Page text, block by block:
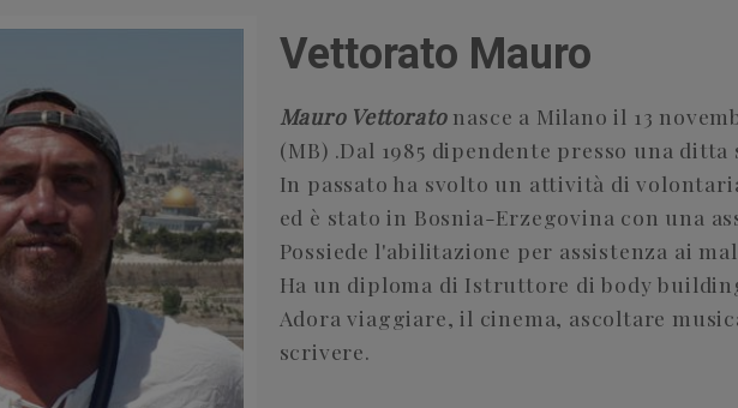
Vettorato Mauro
Mauro Vettoratonasce a Milano il 13
(MB) .Dal 1985 dipendente presso una
In passato ha svolto un attività di
ed è stato in Bosnia-Erzegovina con una
Possiede l'abilitazione per assistenza ai
Ha un diploma di Istruttore di body
Adora viaggiare, il cinema, ascoltare
scrivere.